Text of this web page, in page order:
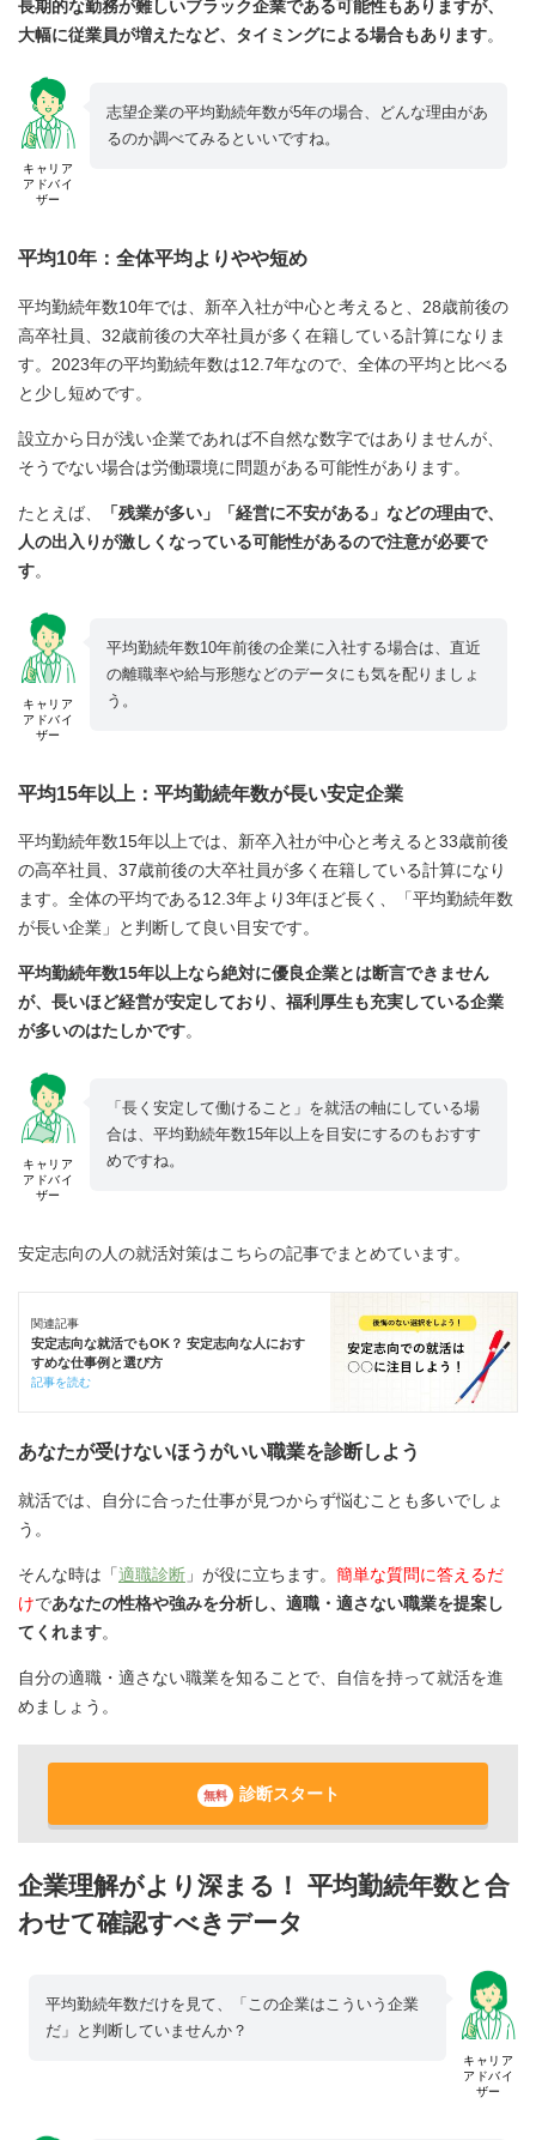
長期的な勤務が難しいブラック企業である可能性もありますが、
大幅に従業員が増えたなど、タイミングによる場合もあります。
キャリア
アドバイ
ザー
志望企業の平均勤続年数が5年の場合、どんな理由があ
るのか調べてみるといいですね。
平均10年：全体平均よりやや短め
平均勤続年数10年では、新卒入社が中心と考えると、28歳前後の
高卒社員、32歳前後の大卒社員が多く在籍している計算になりま
す。2023年の平均勤続年数は12.7年なので、全体の平均と比べる
と少し短めです。
設立から日が浅い企業であれば不自然な数字ではありませんが、
そうでない場合は労働環境に問題がある可能性があります。
たとえば、
「残業が多い」「経営に不安がある」などの理由で、
人の出入りが激しくなっている可能性があるので注意が必要で
す。
キャリア
アドバイ
ザー
平均勤続年数10年前後の企業に入社する場合は、直近
の離職率や給与形態などのデータにも気を配りましょ
う。
平均15年以上：平均勤続年数が長い安定企業
平均勤続年数15年以上では、新卒入社が中心と考えると33歳前後
の高卒社員、37歳前後の大卒社員が多く在籍している計算になり
ます。全体の平均である12.3年より3年ほど長く、「平均勤続年数
が長い企業」と判断して良い目安です。
平均勤続年数15年以上なら絶対に優良企業とは断言できません
が、長いほど経営が安定しており、福利厚生も充実している企業
が多いのはたしかです。
キャリア
アドバイ
ザー
「長く安定して働けること」を就活の軸にしている場
合は、平均勤続年数15年以上を目安にするのもおすす
めですね。
安定志向の人の就活対策はこちらの記事でまとめています。
関連記事
安定志向な就活でもOK？ 安定志向な人におす
すめな仕事例と選び方
記事を読む
あなたが受けないほうがいい職業を診断しよう
就活では、自分に合った仕事が見つからず悩むことも多いでしょ
う。
そんな時は「適職診断 」が役に立ちます。 簡単な質問に答えるだ
けであなたの性格や強みを分析し、適職・適さない職業を提案し
てくれます。
自分の適職・適さない職業を知ることで、自信を持って就活を進
めましょう。
無料 診断スタート
企業理解がより深まる！ 平均勤続年数と合
わせて確認すべきデータ
キャリア
アドバイ
ザー
平均勤続年数だけを見て、「この企業はこういう企業
だ」と判断していませんか？